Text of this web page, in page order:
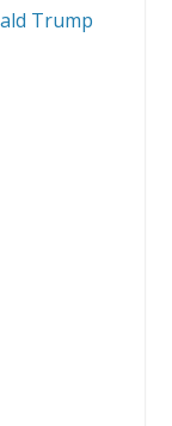
Trump